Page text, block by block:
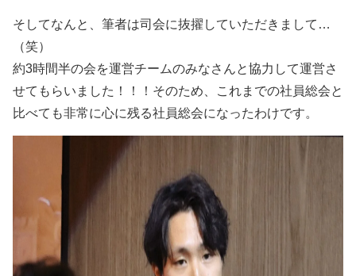
そしてなんと、筆者は司会に抜擢していただきまして…
（笑）
約3時間半の会を運営チームのみなさんと協力して運営さ
せてもらいました！！！そのため、これまでの社員総会と
比べても非常に心に残る社員総会になったわけです。